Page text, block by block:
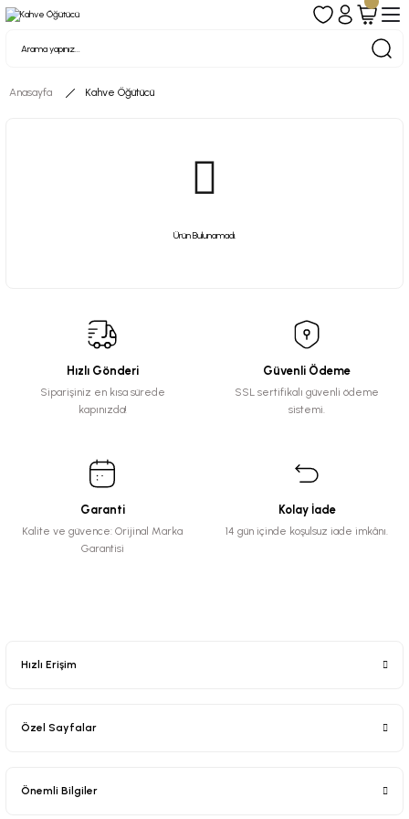
Anasayfa Kahve Öğütücü
Ürün Bulunamadı.
Hızlı Gönderi
Siparişiniz en kısa sürede
kapınızda!
Güvenli Ödeme
SSL sertifikalı güvenli ödeme
sistemi.
Garanti
Kalite ve güvence: Orijinal Marka
Garantisi
Kolay İade
14 gün içinde koşulsuz iade imkânı.
Hızlı Erişim
Özel Sayfalar
Önemli Bilgiler